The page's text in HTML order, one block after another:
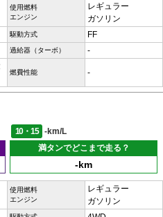
使用燃料
エンジン
レギュラー
ガソリン
駆動方式 FF
過給器（ターボ） -
燃費性能 -
10・15
-km/L
満タンでどこまで走る？
-km
使用燃料
エンジン
レギュラー
ガソリン